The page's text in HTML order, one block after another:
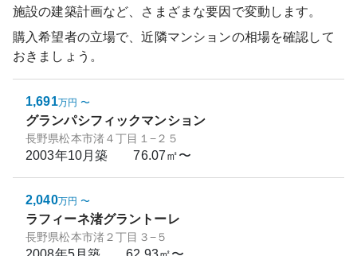
施設の建築計画など、さまざまな要因で変動します。
購入希望者の立場で、近隣マンションの相場を確認して
おきましょう。
1,691万円 〜
グランパシフィックマンション
長野県松本市渚４丁目１−２５
2003年10月築 76.07㎡〜
2,040万円 〜
ラフィーネ渚グラントーレ
長野県松本市渚２丁目３−５